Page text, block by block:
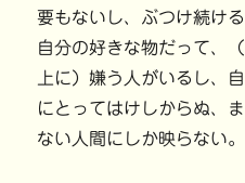
要もないし、ぶつけ続け
自分の好きな物だって、
上に）嫌う人がいるし、
にとってはけしからぬ、
ない人間にしか映らない。